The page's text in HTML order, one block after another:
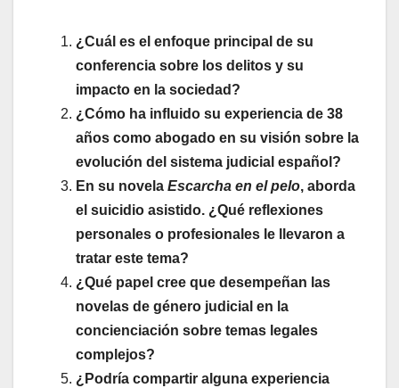
¿Cuál es el enfoque principal de su
conferencia sobre los delitos y su
impacto en la sociedad?
¿Cómo ha influido su experiencia de 38
años como abogado en su visión sobre la
evolución del sistema judicial español?
En su novela Escarcha en el pelo, aborda
el suicidio asistido. ¿Qué reflexiones
personales o profesionales le llevaron a
tratar este tema?
¿Qué papel cree que desempeñan las
novelas de género judicial en la
concienciación sobre temas legales
complejos?
¿Podría compartir alguna experiencia